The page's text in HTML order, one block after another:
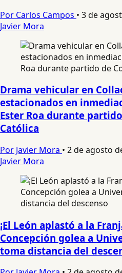
Por Carlos Campos • 3 de
Javier Mora
Drama vehicular en
estacionados en
Ester Roa durante
Católica
Por Javier Mora • 2 de agosto
Javier Mora
¡El León aplastó a la
Concepción golea a
toma distancia del